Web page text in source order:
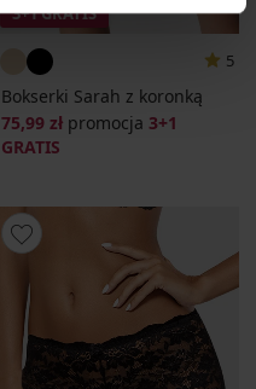
3+1 GRATIS
5
Bokserki Sarah z koronką
75,99 zł promocja 3+1
GRATIS